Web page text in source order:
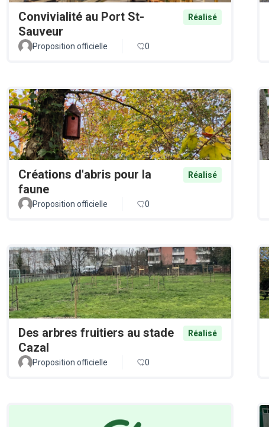
Convivialité au Port St-
Sauveur
Réalisé
Proposition officielle 0
Créations d'abris pour la
faune
Réalisé
Proposition officielle 0
Des arbres fruitiers au stade
Cazal
Réalisé
Proposition officielle 0